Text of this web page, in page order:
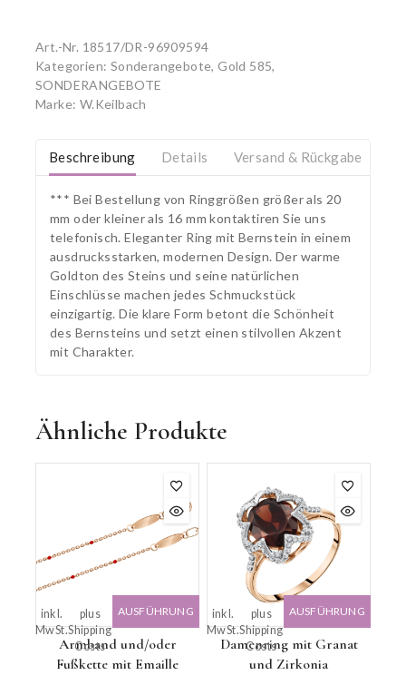
Art.-Nr. 18517/DR-96909594
Kategorien: Sonderangebote, Gold 585,
SONDERANGEBOTE
Marke: W.Keilbach
Beschreibung Details Versand & Rückgabe
*** Bei Bestellung von Ringgrößen größer als 20
mm oder kleiner als 16 mm kontaktiren Sie uns
telefonisch. Eleganter Ring mit Bernstein in einem
ausdrucksstarken, modernen Design. Der warme
Goldton des Steins und seine natürlichen
Einschlüsse machen jedes Schmuckstück
einzigartig. Die klare Form betont die Schönheit
des Bernsteins und setzt einen stilvollen Akzent
mit Charakter.
Ähnliche Produkte
Armband und/oder
Fußkette mit Emaille
inkl.
MwSt.
plus
Shipping
Costs
AUSFÜHRUNG
Damenring mit Granat
und Zirkonia
inkl.
MwSt.
plus
Shipping
Costs
AUSFÜHRUNG